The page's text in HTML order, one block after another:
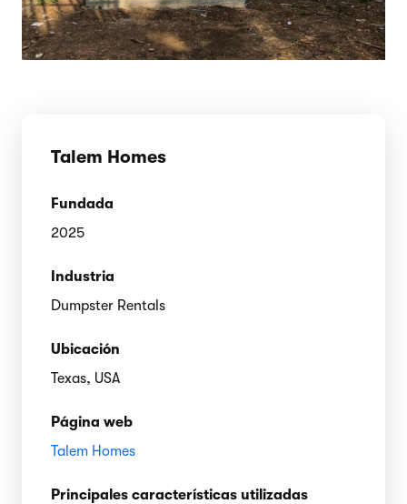
Talem Homes
Fundada
2025
Industria
Dumpster Rentals
Ubicación
Texas, USA
Página web
Talem Homes
Principales características utilizadas